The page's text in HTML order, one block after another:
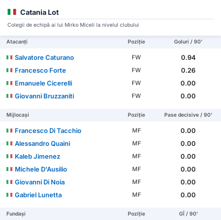
Catania Lot
Colegii de echipă ai lui Mirko Miceli la nivelul clubului
Atacanți Poziție Goluri / 90'
Salvatore Caturano FW
0.94
Francesco Forte
FW
0.26
Emanuele Cicerelli
FW
0.00
Giovanni Bruzzaniti
FW 0.00
Mijlocași Poziție Pase decisive / 90'
Francesco Di Tacchio MF
0.00
Alessandro Quaini
MF
0.00
Kaleb Jimenez
MF
0.00
Michele D'Ausilio
MF
0.00
Giovanni Di Noia
MF
0.00
Gabriel Lunetta
MF 0.00
Fundași Poziție GÎ / 90'